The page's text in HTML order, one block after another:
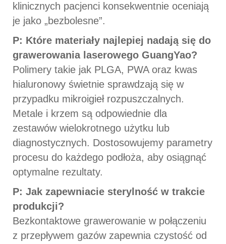
klinicznych pacjenci konsekwentnie oceniają
je jako „bezbolesne”.
P: Które materiały najlepiej nadają się do
grawerowania laserowego GuangYao?
Polimery takie jak PLGA, PWA oraz kwas
hialuronowy świetnie sprawdzają się w
przypadku mikroigieł rozpuszczalnych.
Metale i krzem są odpowiednie dla
zestawów wielokrotnego użytku lub
diagnostycznych. Dostosowujemy parametry
procesu do każdego podłoża, aby osiągnąć
optymalne rezultaty.
P: Jak zapewniacie sterylność w trakcie
produkcji?
Bezkontaktowe grawerowanie w połączeniu
z przepływem gazów zapewnia czystość od